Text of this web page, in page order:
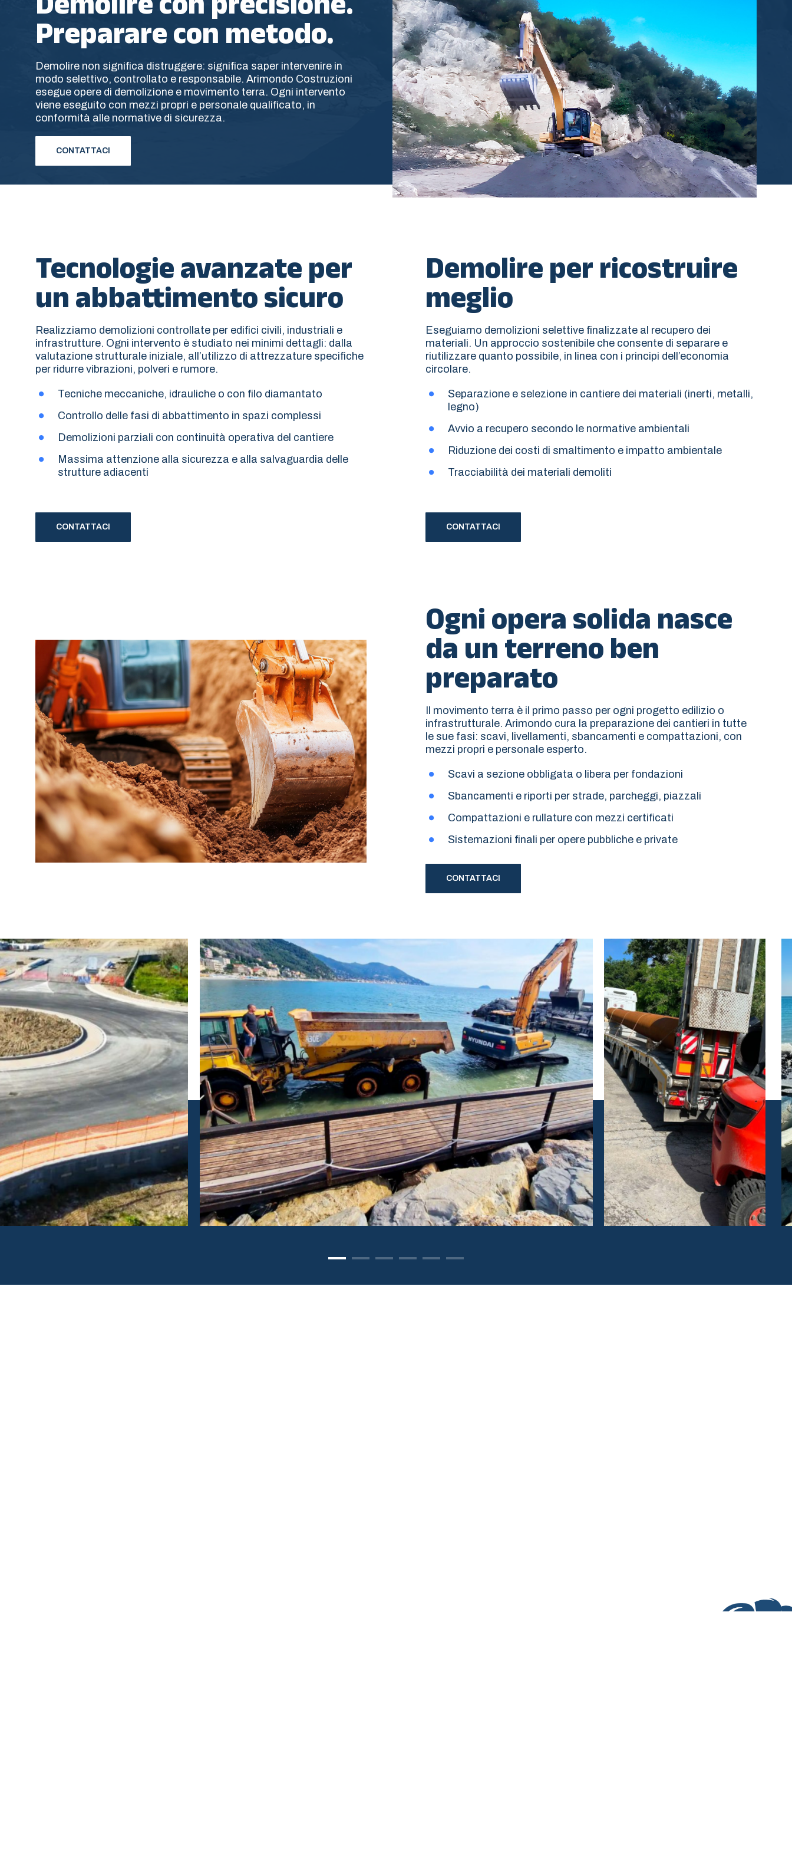
Preparare con metodo.
Demolire non significa distruggere: significa saper intervenire in
modo selettivo, controllato e responsabile. Arimondo Costruzioni
esegue opere di demolizione e movimento terra. Ogni intervento
viene eseguito con mezzi propri e personale qualificato, in
conformità alle normative di sicurezza.
CONTATTACI
Tecnologie avanzate per
un abbattimento sicuro
Realizziamo demolizioni controllate per edifici civili, industriali e
infrastrutture. Ogni intervento è studiato nei minimi dettagli: dalla
valutazione strutturale iniziale, all’utilizzo di attrezzature specifiche
per ridurre vibrazioni, polveri e rumore.
Tecniche meccaniche, idrauliche o con filo diamantato
Controllo delle fasi di abbattimento in spazi complessi
Demolizioni parziali con continuità operativa del cantiere
Massima attenzione alla sicurezza e alla salvaguardia delle
strutture adiacenti
Demolire per ricostruire
meglio
Eseguiamo demolizioni selettive finalizzate al recupero dei
materiali. Un approccio sostenibile che consente di separare e
riutilizzare quanto possibile, in linea con i principi dell’economia
circolare.
Separazione e selezione in cantiere dei materiali (inerti, metalli,
legno)
Avvio a recupero secondo le normative ambientali
Riduzione dei costi di smaltimento e impatto ambientale
Tracciabilità dei materiali demoliti
CONTATTACI CONTATTACI
Ogni opera solida nasce
da un terreno ben
preparato
Il movimento terra è il primo passo per ogni progetto edilizio o
infrastrutturale. Arimondo cura la preparazione dei cantieri in tutte
le sue fasi: scavi, livellamenti, sbancamenti e compattazioni, con
mezzi propri e personale esperto.
Scavi a sezione obbligata o libera per fondazioni
Sbancamenti e riporti per strade, parcheggi, piazzali
Compattazioni e rullature con mezzi certificati
Sistemazioni finali per opere pubbliche e private
CONTATTACI